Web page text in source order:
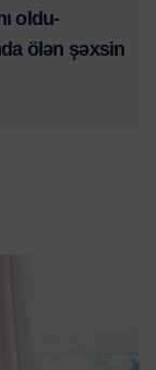
oldu-
ölən şəxsin